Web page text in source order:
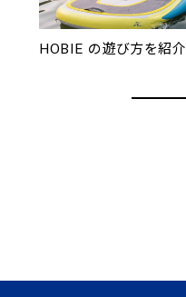
HOBIE の遊び方を紹介